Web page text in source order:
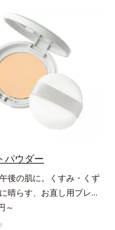
定着効果をもたらすツヤ
ネット成分(*1)を配合しま
にキューティクルとなじ
ューティクルリペア成分
いたキューティクルにピ
し、毎朝手ぐしでツヤが
美しい素髪へ導きます。
健康的な印象の髪に導く
メージをケアし、毛髪の
UP・11種のアミノ酸
センスインヘアミルクと
毛髪を補修・タンパク質
：毛髪を補修してハリ
パウダー
後の肌に。くすみ・くず
晴らす、お直し用プレス
。くすみ・くずれを瞬時
お直し用のプレストパウ
～